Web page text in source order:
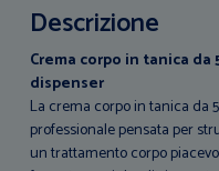
Descrizione
Crema corpo in tanica
dispenser
La crema corpo in tanica da
professionale pensata per
un trattamento corpo